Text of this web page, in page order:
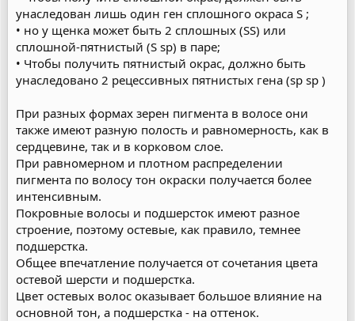
унаследован лишь один ген сплошного окраса S ;
• но у щенка может быть 2 сплошных (SS) или
сплошной-пятнистый (S sp) в паре;
• Чтобы получить пятнистый окрас, должно быть
унаследовано 2 рецессивных пятнистых гена (sp sp )
При разных формах зерен пигмента в волосе они
также имеют разную полость и равномерность, как в
сердцевине, так и в корковом слое.
При равномерном и плотном распределении
пигмента по волосу тон окраски получается более
интенсивным.
Покровные волосы и подшерсток имеют разное
строение, поэтому остевые, как правило, темнее
подшерстка.
Общее впечатление получается от сочетания цвета
остевой шерсти и подшерстка.
Цвет остевых волос оказывает большое влияние на
основной тон, а подшерстка - на оттенок.